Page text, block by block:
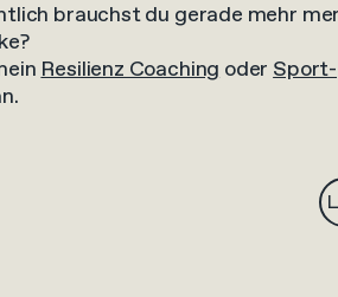
brauchst du gerade mehr
Resilienz CoachingoderSport-